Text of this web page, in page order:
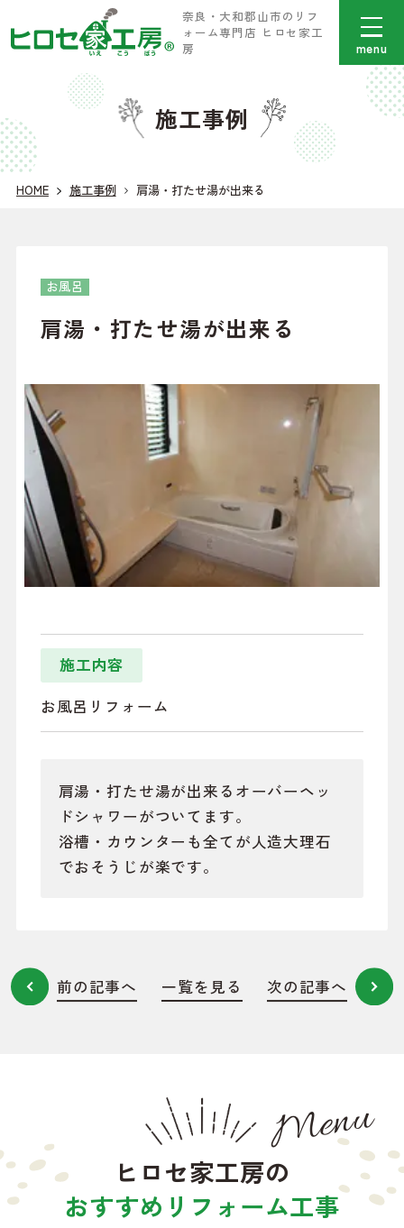
奈良・大和郡山市のリフ
ォーム専門店 ヒロセ家工
房
menu
施工事例
HOME 施工事例 肩湯・打たせ湯が出来る
お風呂
肩湯・打たせ湯が出来る
施工内容
お風呂リフォーム
肩湯・打たせ湯が出来るオーバーヘッ
ドシャワーがついてます。
浴槽・カウンターも全てが人造大理石
でおそうじが楽です。
前の記事へ 一覧を見る 次の記事へ
Menu
ヒロセ家工房の
おすすめリフォーム工事